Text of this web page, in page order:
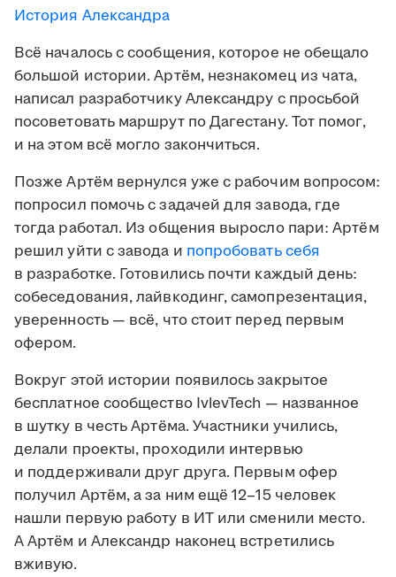
История Александра
Всё началось с сообщения, которое не обещало
большой истории. Артём, незнакомец из чата,
написал разработчику Александру с просьбой
посоветовать маршрут по Дагестану. Тот помог,
и на этом всё могло закончиться.
Позже Артём вернулся уже с рабочим вопросом:
попросил помочь с задачей для завода, где
тогда работал. Из общения выросло пари: Артём
решил уйти с завода и попробовать себя
в разработке. Готовились почти каждый день:
собеседования, лайвкодинг, самопрезентация,
уверенность — всё, что стоит перед первым
офером.
Вокруг этой истории появилось закрытое
бесплатное сообщество IvlevTech — названное
в шутку в честь Артёма. Участники учились,
делали проекты, проходили интервью
и поддерживали друг друга. Первым офер
получил Артём, а за ним ещё 12–15 человек
нашли первую работу в ИТ или сменили место.
А Артём и Александр наконец встретились
вживую.